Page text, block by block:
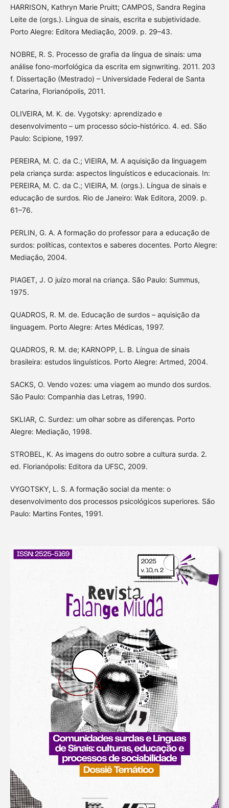
HARRISON, Kathryn Marie Pruitt; CAMPOS, Sandra Regina
Leite de (orgs.). Língua de sinais, escrita e subjetividade.
Porto Alegre: Editora Mediação, 2009. p. 29–43.
NOBRE, R. S. Processo de grafia da língua de sinais: uma
análise fono-morfológica da escrita em signwriting. 2011. 203
f. Dissertação (Mestrado) – Universidade Federal de Santa
Catarina, Florianópolis, 2011.
OLIVEIRA, M. K. de. Vygotsky: aprendizado e
desenvolvimento – um processo sócio-histórico. 4. ed. São
Paulo: Scipione, 1997.
PEREIRA, M. C. da C.; VIEIRA, M. A aquisição da linguagem
pela criança surda: aspectos linguísticos e educacionais. In:
PEREIRA, M. C. da C.; VIEIRA, M. (orgs.). Língua de sinais e
educação de surdos. Rio de Janeiro: Wak Editora, 2009. p.
61–76.
PERLIN, G. A. A formação do professor para a educação de
surdos: políticas, contextos e saberes docentes. Porto Alegre:
Mediação, 2004.
PIAGET, J. O juízo moral na criança. São Paulo: Summus,
1975.
QUADROS, R. M. de. Educação de surdos – aquisição da
linguagem. Porto Alegre: Artes Médicas, 1997.
QUADROS, R. M. de; KARNOPP, L. B. Língua de sinais
brasileira: estudos linguísticos. Porto Alegre: Artmed, 2004.
SACKS, O. Vendo vozes: uma viagem ao mundo dos surdos.
São Paulo: Companhia das Letras, 1990.
SKLIAR, C. Surdez: um olhar sobre as diferenças. Porto
Alegre: Mediação, 1998.
STROBEL, K. As imagens do outro sobre a cultura surda. 2.
ed. Florianópolis: Editora da UFSC, 2009.
VYGOTSKY, L. S. A formação social da mente: o
desenvolvimento dos processos psicológicos superiores. São
Paulo: Martins Fontes, 1991.